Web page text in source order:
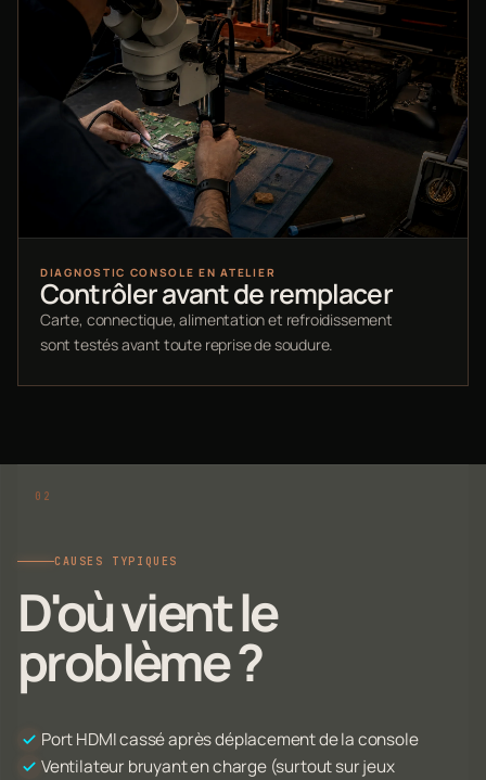
DIAGNOSTIC CONSOLE EN ATELIER
Contrôler avant de remplacer
Carte, connectique, alimentation et refroidissement
sont testés avant toute reprise de soudure.
CAUSES TYPIQUES
D'où vient le
problème ?
Port HDMI cassé après déplacement de la console
Ventilateur bruyant en charge (surtout sur jeux